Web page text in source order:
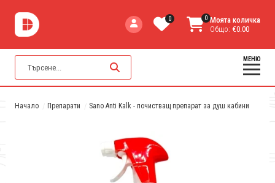
0 0 Моята количка
Общо: €0.00
МЕНЮ
Начало Препарати Sano Anti Kalk - почистващ препарат за душ кабини